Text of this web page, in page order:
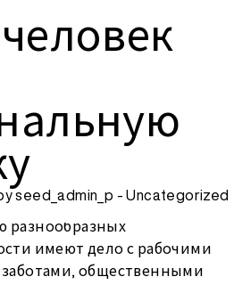
seed_admin_p -Uncategorized
массу условий, при
душа испытывает
разнообразных
имеют дело с рабочими
общественными